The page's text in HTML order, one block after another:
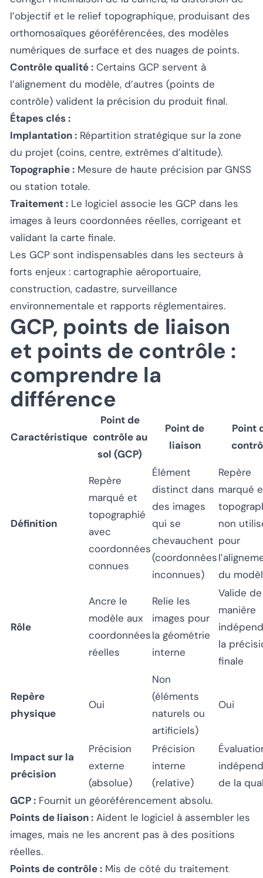
l’objectif et le relief topographique, produisant des
orthomosaïques géoréférencées, des modèles
numériques de surface et des nuages de points.
Contrôle qualité : Certains GCP servent à
l’alignement du modèle, d’autres (points de
contrôle) valident la précision du produit final.
Étapes clés :
Implantation : Répartition stratégique sur la zone
du projet (coins, centre, extrêmes d’altitude).
Topographie : Mesure de haute précision par GNSS
ou station totale.
Traitement : Le logiciel associe les GCP dans les
images à leurs coordonnées réelles, corrigeant et
validant la carte finale.
Les GCP sont indispensables dans les secteurs à
forts enjeux : cartographie aéroportuaire,
construction, cadastre, surveillance
environnementale et rapports réglementaires.
GCP, points de liaison
et points de contrôle :
comprendre la
différence
Caractéristique
Point de
contrôle au
sol (GCP)
Point de
liaison
Point
Définition
Repère
marqué et
topographié
avec
coordonnées
connues
Élément
distinct dans
des images
qui se
chevauchent
(coordonnées
inconnues)
Repère
marqué
non
pour
du
Rôle
Ancre le
modèle aux
coordonnées
réelles
Relie les
images pour
la géométrie
interne
Valide de
manière
la
finale
Repère
physique
Oui
Non
(éléments
naturels ou
artificiels)
Oui
Impact sur la
précision
Précision
externe
(absolue)
Précision
interne
(relative)
de la
GCP : Fournit un géoréférencement absolu.
Points de liaison : Aident le logiciel à assembler les
images, mais ne les ancrent pas à des positions
réelles.
Points de contrôle : Mis de côté du traitement